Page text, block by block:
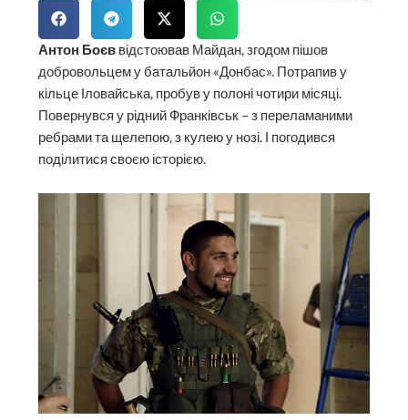
Антон Боєв відстоював Майдан, згодом пішов
добровольцем у батальйон «Донбас». Потрапив у
кільце Іловайська, пробув у полоні чотири місяці.
Повернувся у рідний Франківськ – з переламаними
ребрами та щелепою, з кулею у нозі. І погодився
поділитися своєю історією.